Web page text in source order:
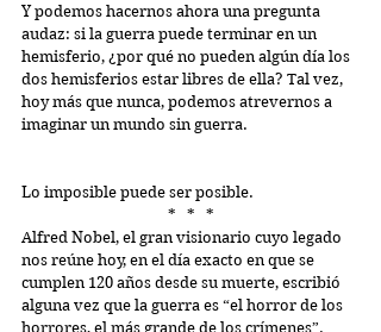
Y podemos hacernos ahora una pregunta
audaz: si la guerra puede terminar en un
hemisferio, ¿por qué no pueden algún día los
dos hemisferios estar libres de ella? Tal vez,
hoy más que nunca, podemos atrevernos a
imaginar un mundo sin guerra.
Lo imposible puede ser posible.
*   *   *
Alfred Nobel, el gran visionario cuyo legado
nos reúne hoy, en el día exacto en que se
cumplen 120 años desde su muerte, escribió
alguna vez que la guerra es “el horror de los
horrores, el más grande de los crímenes”.